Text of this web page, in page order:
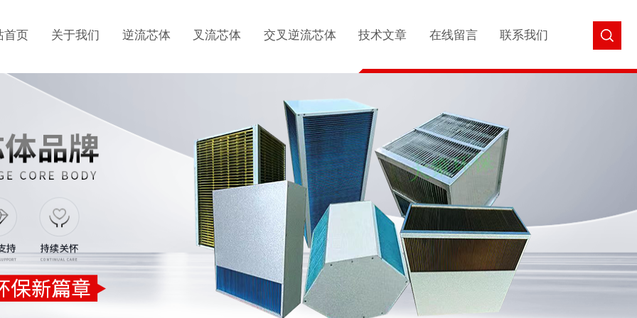
首页 关于我们 逆流芯体 叉流芯体 交叉逆流芯体 技术文章 在线留言 联系我们